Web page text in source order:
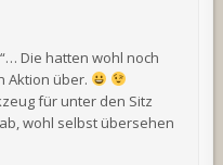
Die hatten wohl noch
Aktion über.
für unter den Sitz
wohl selbst übersehen